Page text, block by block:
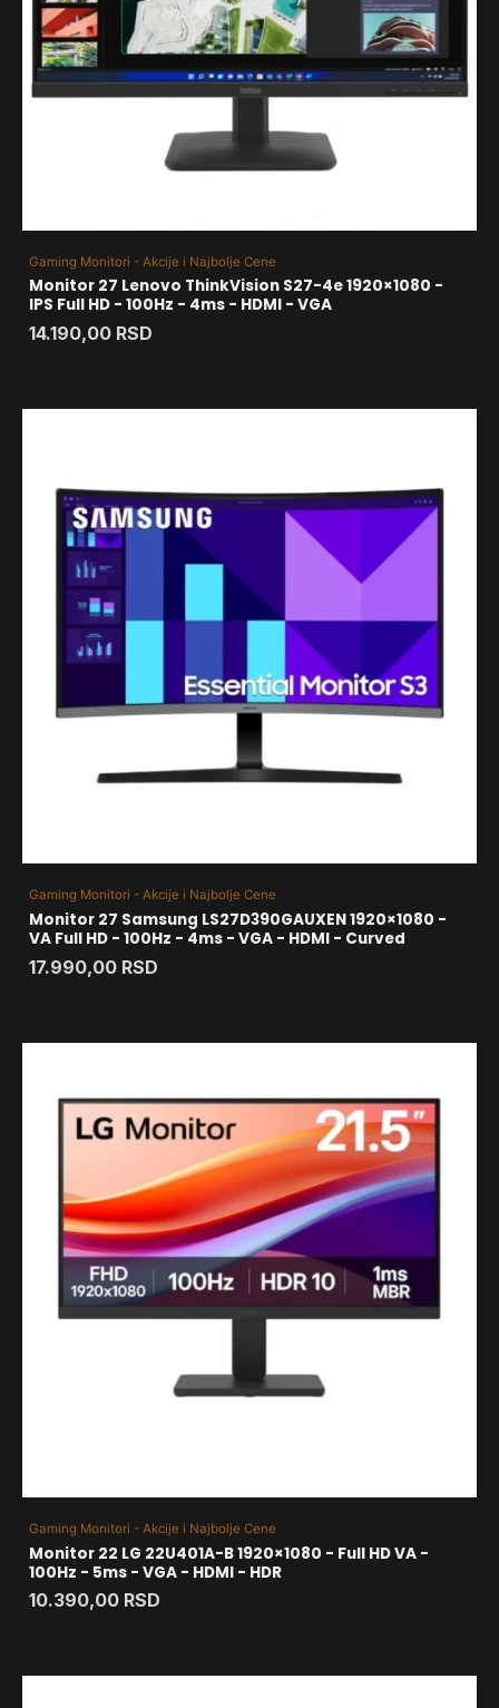
Gaming Monitori - Akcije i Najbolje Cene
Monitor 27 Lenovo ThinkVision S27-4e 1920×1080 -
IPS Full HD - 100Hz - 4ms - HDMI - VGA
14.190,00 RSD
Gaming Monitori - Akcije i Najbolje Cene
Monitor 27 Samsung LS27D390GAUXEN 1920×1080 -
VA Full HD - 100Hz - 4ms - VGA - HDMI - Curved
17.990,00 RSD
Gaming Monitori - Akcije i Najbolje Cene
Monitor 22 LG 22U401A-B 1920×1080 - Full HD VA -
100Hz - 5ms - VGA - HDMI - HDR
10.390,00 RSD